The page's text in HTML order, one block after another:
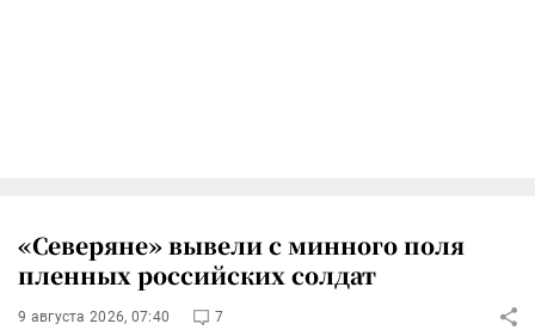
«Северяне» вывели с минного поля
пленных российских солдат
9 августа 2026, 07:40 7